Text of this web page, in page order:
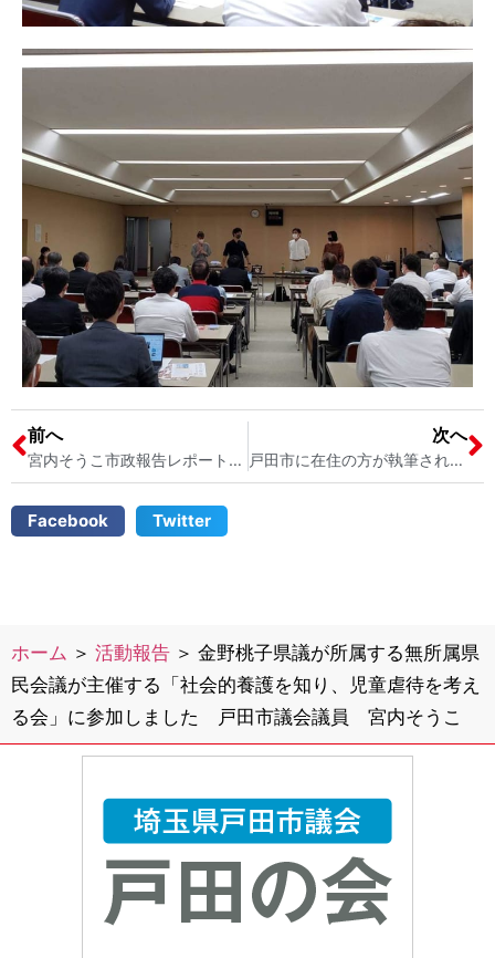
前へ
宮内そうこ市政報告レポート第２号（2021年9月議会号）の完成 戸田市議会議員宮内そうこ
次へ
戸田市に在住の方が執筆された２冊の本を読みました 「永遠の生命 リチャードの世界」 戸田市議会議員 宮内そうこ
Facebook Twitter
ホーム ＞ 活動報告 ＞ 金野桃子県議が所属する無所属県
民会議が主催する「社会的養護を知り、児童虐待を考え
る会」に参加しました 戸田市議会議員 宮内そうこ